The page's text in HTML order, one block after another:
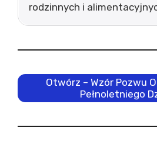
rodzinnych i
Otwórz – Wzór Pozwu
Pełnoletniego